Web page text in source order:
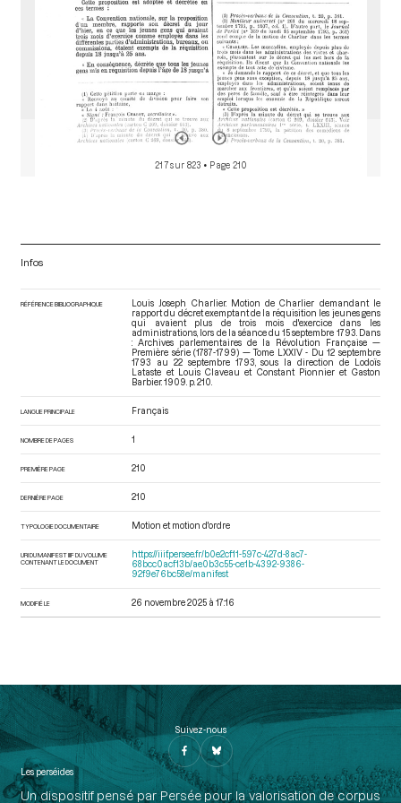
217 sur 823 • Page 210
Infos
RÉFÉRENCE BIBLIOGRAPHIQUE
Louis Joseph Charlier. Motion de Charlier demandant le
rapport du décret exemptant de la réquisition les jeunes gens
qui avaient plus de trois mois d'exercice dans les
administrations, lors de la séance du 15 septembre 1793. Dans
: Archives parlementaires de la Révolution Française —
Première série (1787-1799) — Tome LXXIV - Du 12 septembre
1793 au 22 septembre 1793 , sous la direction de Lodoïs
Lataste et Louis Claveau et Constant Pionnier et Gaston
Barbier. 1909. p. 210.
LANGUE PRINCIPALE Français
NOMBRE DE PAGES 1
PREMIÈRE PAGE 210
DERNIÈRE PAGE 210
TYPOLOGIE DOCUMENTAIRE Motion et motion d'ordre
URI DU MANIFEST IIIF DU VOLUME
CONTENANT LE DOCUMENT
https://iiif.persee.fr/b0e2cf11-597c-427d-8ac7-
68bcc0acf13b/ae0b3c55-ce1b-4392-9386-
92f9e76bc58e/manifest
MODIFIÉ LE 26 novembre 2025 à 17:16
Suivez-nous
Les perséides
Un dispositif pensé par Persée pour la valorisation de corpus